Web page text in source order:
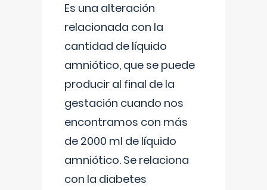
Es una alteración
relacionada con la
cantidad de líquido
amniótico, que se puede
producir al final de la
gestación cuando nos
encontramos con más
de 2000 ml de líquido
amniótico. Se relaciona
con la diabetes